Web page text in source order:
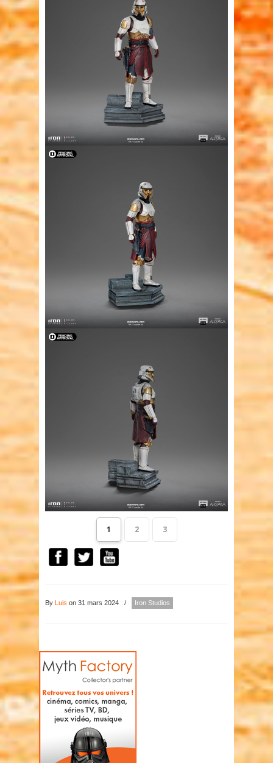
1 2 3
By Luis on 31 mars 2024 / Iron Studios